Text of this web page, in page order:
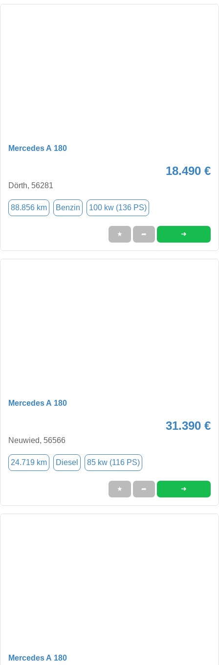
Mercedes A 180
18.490 €
Dörth, 56281
88.856 km Benzin 100 kw (136 PS)
★ ➦ ➜
Mercedes A 180
31.390 €
Neuwied, 56566
24.719 km Diesel 85 kw (116 PS)
★ ➦ ➜
Mercedes A 180